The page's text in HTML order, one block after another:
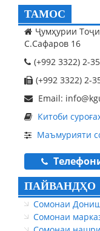
ТАМОС
Ҷумҳурии
С.Сафаров 16
(+992 3322) 2-
(+992 3322) 2-
Email:
Китоби
Маъмурияти
ПАЙВАНДҲО
Сомонаи
Сомонаи